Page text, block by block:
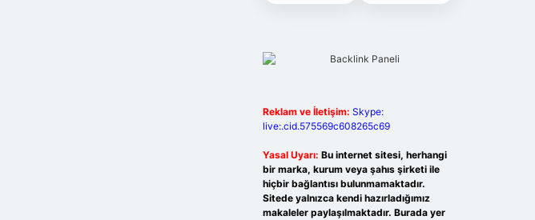
Reklam ve İletişim: Skype:
live:.cid.575569c608265c69
Yasal Uyarı: Bu internet sitesi, herhangi
bir marka, kurum veya şahıs şirketi ile
hiçbir bağlantısı bulunmamaktadır.
Sitede yalnızca kendi hazırladığımız
makaleler paylaşılmaktadır. Burada yer